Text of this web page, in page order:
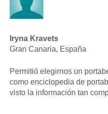
Iryna Kravets
Gran Canaria, España
Permitió elegirnos un
como enciclopedia de
visto la información tan